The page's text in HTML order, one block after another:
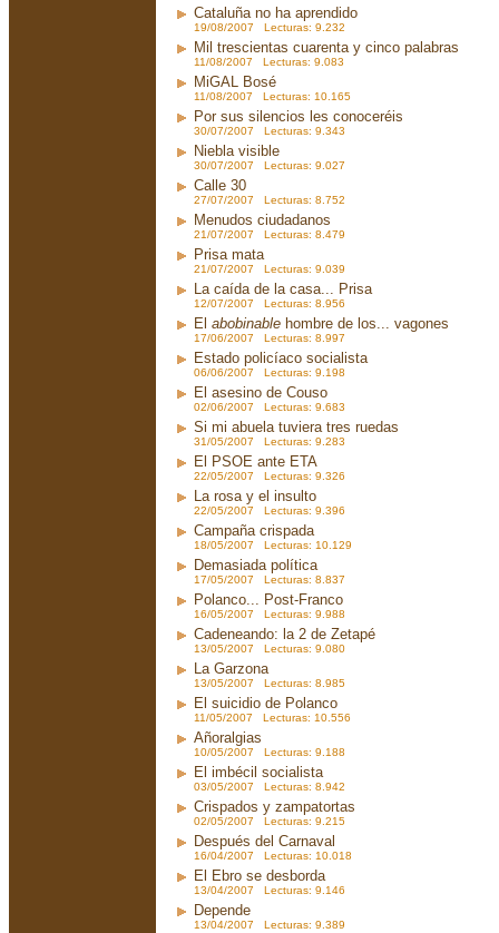
Cataluña no ha aprendido
19/08/2007 Lecturas: 9.232
Mil trescientas cuarenta y cinco palabras
11/08/2007 Lecturas: 9.083
MiGAL Bosé
11/08/2007 Lecturas: 10.165
Por sus silencios les conoceréis
30/07/2007 Lecturas: 9.343
Niebla visible
30/07/2007 Lecturas: 9.027
Calle 30
27/07/2007 Lecturas: 8.752
Menudos ciudadanos
21/07/2007 Lecturas: 8.479
Prisa mata
21/07/2007 Lecturas: 9.039
La caída de la casa... Prisa
12/07/2007 Lecturas: 8.956
El abobinable hombre de los... vagones
17/06/2007 Lecturas: 8.997
Estado policíaco socialista
06/06/2007 Lecturas: 9.198
El asesino de Couso
02/06/2007 Lecturas: 9.683
Si mi abuela tuviera tres ruedas
31/05/2007 Lecturas: 9.283
El PSOE ante ETA
22/05/2007 Lecturas: 9.326
La rosa y el insulto
22/05/2007 Lecturas: 9.396
Campaña crispada
18/05/2007 Lecturas: 10.129
Demasiada política
17/05/2007 Lecturas: 8.837
Polanco... Post-Franco
16/05/2007 Lecturas: 9.988
Cadeneando: la 2 de Zetapé
13/05/2007 Lecturas: 9.080
La Garzona
13/05/2007 Lecturas: 8.985
El suicidio de Polanco
11/05/2007 Lecturas: 10.556
Añoralgias
10/05/2007 Lecturas: 9.188
El imbécil socialista
03/05/2007 Lecturas: 8.942
Crispados y zampatortas
02/05/2007 Lecturas: 9.215
Después del Carnaval
16/04/2007 Lecturas: 10.018
El Ebro se desborda
13/04/2007 Lecturas: 9.146
Depende
13/04/2007 Lecturas: 9.389